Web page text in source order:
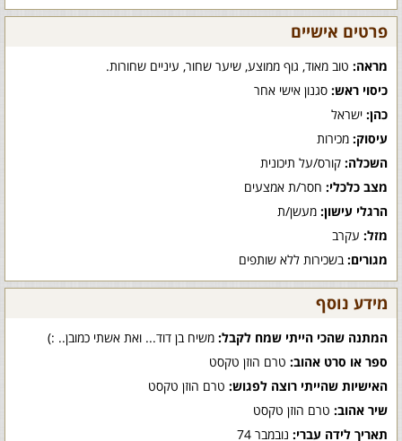
פרטים אישיים
מראה: טוב מאוד, גוף ממוצע, שיער שחור, עיניים שחורות.
כיסוי ראש: סגנון אישי אחר
כהן: ישראל
עיסוק: מכירות
השכלה: קורס/על תיכונית
מצב כלכלי: חסר/ת אמצעים
הרגלי עישון: מעשן/ת
מזל: עקרב
מגורים: בשכירות ללא שותפים
מידע נוסף
המתנה שהכי הייתי שמח לקבל: משיח בן דוד... ואת אשתי כמובן.. :)
ספר או סרט אהוב: טרם הוזן טקסט
האישיות שהייתי רוצה לפגוש: טרם הוזן טקסט
שיר אהוב: טרם הוזן טקסט
תאריך לידה עברי: נובמבר 74